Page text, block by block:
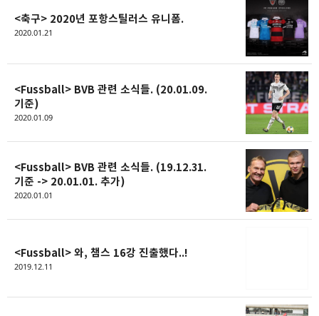
<축구> 2020년 포항스틸러스 유니폼.
2020.01.21
<Fussball> BVB 관련 소식들. (20.01.09.
기준)
2020.01.09
<Fussball> BVB 관련 소식들. (19.12.31.
기준 -> 20.01.01. 추가)
2020.01.01
<Fussball> 와, 챔스 16강 진출했다..!
2019.12.11